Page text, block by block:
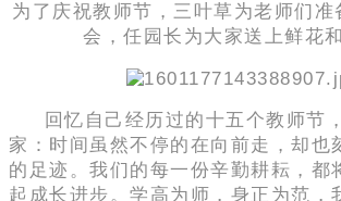
为了庆祝教师节，三叶草为老师们准
会，任园长为大家送上鲜花和
回忆自己经历过的十五个教师节
家：时间虽然不停的在向前走，却也
的足迹。我们的每一份辛勤耕耘，都
起成长进步。学高为师，身正为范，